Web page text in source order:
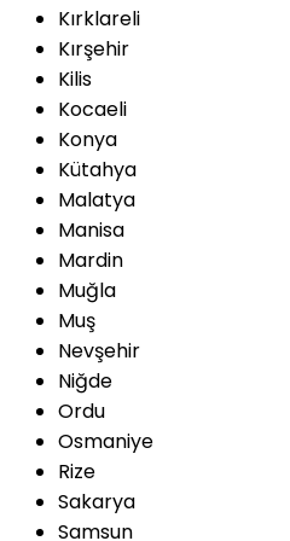
Kırklareli
Kırşehir
Kilis
Kocaeli
Konya
Kütahya
Malatya
Manisa
Mardin
Muğla
Muş
Nevşehir
Niğde
Ordu
Osmaniye
Rize
Sakarya
Samsun